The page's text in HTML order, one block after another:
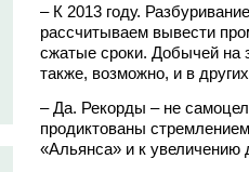
– К 2013 году.
рассчитываем вывести
сжатые сроки. Добычей на
также, возможно, и в
– Да. Рекорды – не
продиктованы
«Альянса» и к увеличению